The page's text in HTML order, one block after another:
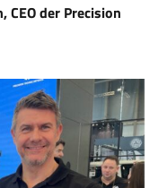
CEO der Precision